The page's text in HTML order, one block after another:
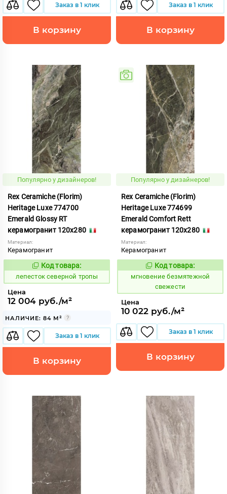
Заказ в 1 клик
В корзину
Заказ в 1 клик
В корзину
Популярно у дизайнеров!
Rex Ceramiche (Florim)
Heritage Luxe 774700
Emerald Glossy RT
керамогранит 120x280
Материал:
Керамогранит
869983
Код товара:
лепесток северной тропы
Цена
12 004 руб./м²
НАЛИЧИЕ: 84 М²
Заказ в 1 клик
В корзину
Популярно у дизайнеров!
Rex Ceramiche (Florim)
Heritage Luxe 774699
Emerald Comfort Rett
керамогранит 120x280
Материал:
Керамогранит
938083
Код товара:
мгновение безмятежной
свежести
Цена
10 022 руб./м²
Заказ в 1 клик
В корзину